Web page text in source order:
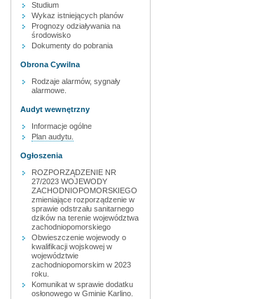
Studium
Wykaz istniejących planów
Prognozy odziaływania na
środowisko
Dokumenty do pobrania
Obrona Cywilna
Rodzaje alarmów, sygnały
alarmowe.
Audyt wewnętrzny
Informacje ogólne
Plan audytu.
Ogłoszenia
ROZPORZĄDZENIE NR
27/2023 WOJEWODY
ZACHODNIOPOMORSKIEGO
zmieniające rozporządzenie w
sprawie odstrzału sanitarnego
dzików na terenie województwa
zachodniopomorskiego
Obwieszczenie wojewody o
kwalifikacji wojskowej w
województwie
zachodniopomorskim w 2023
roku.
Komunikat w sprawie dodatku
osłonowego w Gminie Karlino.